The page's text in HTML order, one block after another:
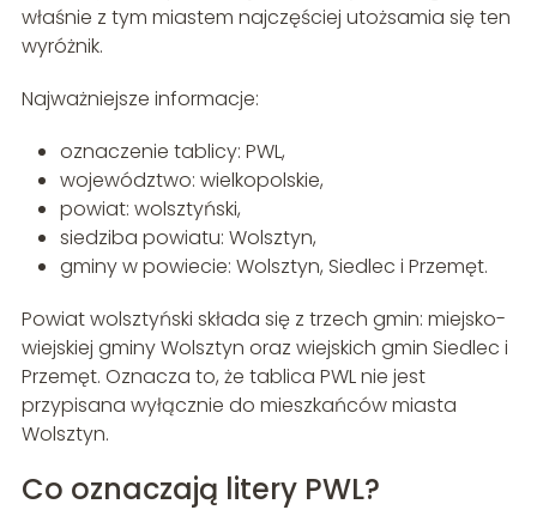
właśnie z tym miastem najczęściej utożsamia się ten
wyróżnik.
Najważniejsze informacje:
oznaczenie tablicy: PWL,
województwo: wielkopolskie,
powiat: wolsztyński,
siedziba powiatu: Wolsztyn,
gminy w powiecie: Wolsztyn, Siedlec i Przemęt.
Powiat wolsztyński składa się z trzech gmin: miejsko-
wiejskiej gminy Wolsztyn oraz wiejskich gmin Siedlec i
Przemęt. Oznacza to, że tablica PWL nie jest
przypisana wyłącznie do mieszkańców miasta
Wolsztyn.
Co oznaczają litery PWL?